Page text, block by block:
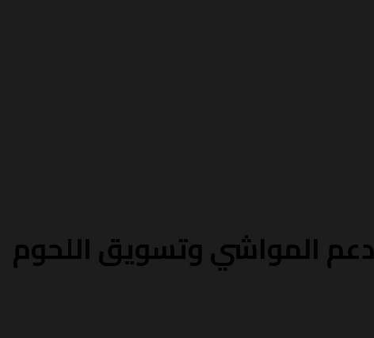
المواشي وتسويق اللحوم